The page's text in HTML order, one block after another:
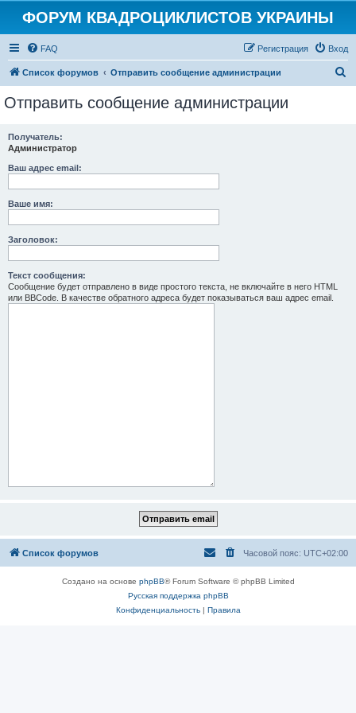
ФОРУМ КВАДРОЦИКЛИСТОВ УКРАИНЫ
FAQ Вход
Регистрация
Список форумов Отправить сообщение администрации
Отправить сообщение администрации
Получатель:
Администратор
Ваш адрес email:
Ваше имя:
Заголовок:
Текст сообщения:
Сообщение будет отправлено в виде простого текста, не включайте в него HTML
или BBCode. В качестве обратного адреса будет показываться ваш адрес email.
Список форумов Часовой пояс: UTC+02:00
Создано на основе phpBB® Forum Software © phpBB Limited
Русская поддержка phpBB
Конфиденциальность| Правила